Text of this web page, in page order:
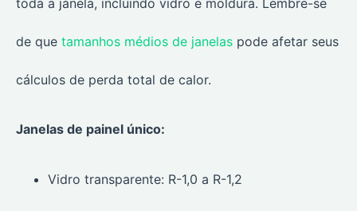
de que tamanhos médios de janelas pode afetar seus
cálculos de perda total de calor.
Janelas de painel único:
Vidro transparente: R-1,0 a R-1,2